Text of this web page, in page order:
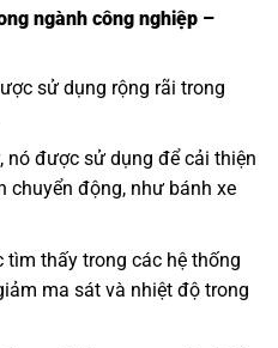
ngành công nghiệp –
sử dụng rộng rãi trong
nó được sử dụng để cải thiện
chuyển động, như bánh xe
thấy trong các hệ thống
ma sát và nhiệt độ trong